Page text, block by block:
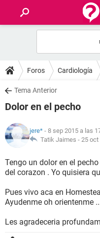
FOROS
SALUD
NUTRICIÓN
BIENESTAR
SEXUALIDAD
Foros Cardiología
Tema Anterior
Dolor en el pecho
jere* - 8 sep 2015 a las
Tatik Jaimes - 25 oct
Tengo un dolor en el
del corazon . Yo quisiera
Pues vivo aca en
Ayudenme oh orientenme
Les agradeceria